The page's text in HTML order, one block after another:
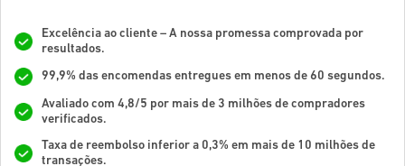
Excelência ao cliente – A nossa promessa comprovada por
resultados.
99,9% das encomendas entregues em menos de 60 segundos.
Avaliado com 4,8/5 por mais de 3 milhões de compradores
verificados.
Taxa de reembolso inferior a 0,3% em mais de 10 milhões de
transações.